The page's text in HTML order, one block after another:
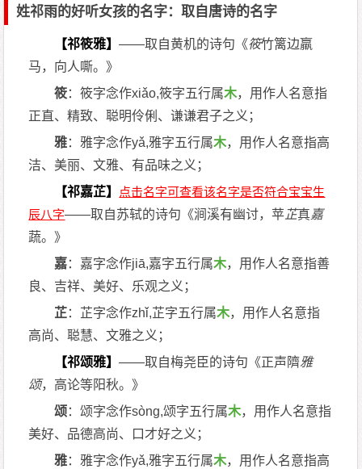
姓祁雨的好听女孩的名字：取自唐诗的名字
【祁筱雅】——取自黄机的诗句《筱竹篱边羸
马，向人嘶。》
筱：筱字念作xiǎo,筱字五行属木，用作人名意指
正直、精致、聪明伶俐、谦谦君子之义；
雅：雅字念作yǎ,雅字五行属木，用作人名意指高
洁、美丽、文雅、有品味之义；
【祁嘉芷】
——取自苏轼的诗句《涧溪有幽讨，苹芷真嘉
蔬。》
嘉：嘉字念作jiā,嘉字五行属木，用作人名意指善
良、吉祥、美好、乐观之义；
芷：芷字念作zhǐ,芷字五行属木，用作人名意指
高尚、聪慧、文雅之义；
【祁颂雅】——取自梅尧臣的诗句《正声隮雅
颂，高论等阳秋。》
颂：颂字念作sòng,颂字五行属木，用作人名意指
美好、品德高尚、口才好之义；
雅：雅字念作yǎ,雅字五行属木，用作人名意指高